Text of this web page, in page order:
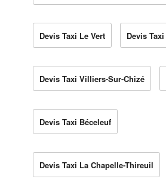
Devis Taxi Le Vert Devis
Devis Taxi Villiers-Sur-Chizé
Devis Taxi Béceleuf
Devis Taxi La Chapelle-Thireuil